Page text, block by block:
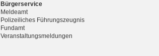
Bürgerservice
Meldeamt
Polizeiliches Führungszeugnis
Fundamt
Veranstaltungsmeldungen